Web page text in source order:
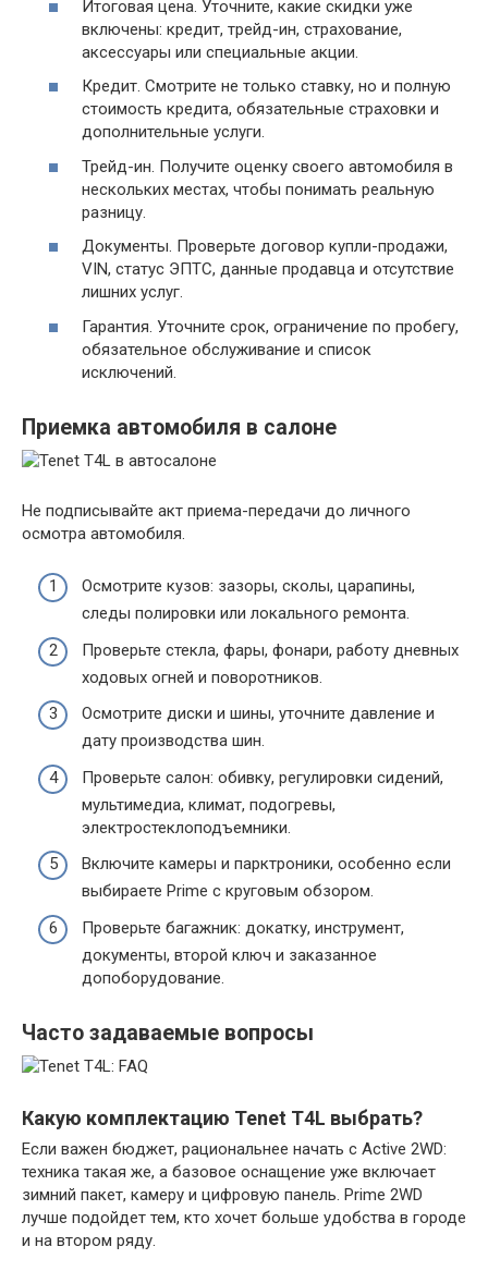
Итоговая цена. Уточните, какие скидки уже
включены: кредит, трейд-ин, страхование,
аксессуары или специальные акции.
Кредит. Смотрите не только ставку, но и полную
стоимость кредита, обязательные страховки и
дополнительные услуги.
Трейд-ин. Получите оценку своего автомобиля в
нескольких местах, чтобы понимать реальную
разницу.
Документы. Проверьте договор купли-продажи,
VIN, статус ЭПТС, данные продавца и отсутствие
лишних услуг.
Гарантия. Уточните срок, ограничение по пробегу,
обязательное обслуживание и список
исключений.
Приемка автомобиля в салоне
Не подписывайте акт приема-передачи до личного
осмотра автомобиля.
Осмотрите кузов: зазоры, сколы, царапины,
следы полировки или локального ремонта.
Проверьте стекла, фары, фонари, работу дневных
ходовых огней и поворотников.
Осмотрите диски и шины, уточните давление и
дату производства шин.
Проверьте салон: обивку, регулировки сидений,
мультимедиа, климат, подогревы,
электростеклоподъемники.
Включите камеры и парктроники, особенно если
выбираете Prime с круговым обзором.
Проверьте багажник: докатку, инструмент,
документы, второй ключ и заказанное
допоборудование.
Часто задаваемые вопросы
Какую комплектацию Tenet T4L выбрать?
Если важен бюджет, рациональнее начать с Active 2WD:
техника такая же, а базовое оснащение уже включает
зимний пакет, камеру и цифровую панель. Prime 2WD
лучше подойдет тем, кто хочет больше удобства в городе
и на втором ряду.